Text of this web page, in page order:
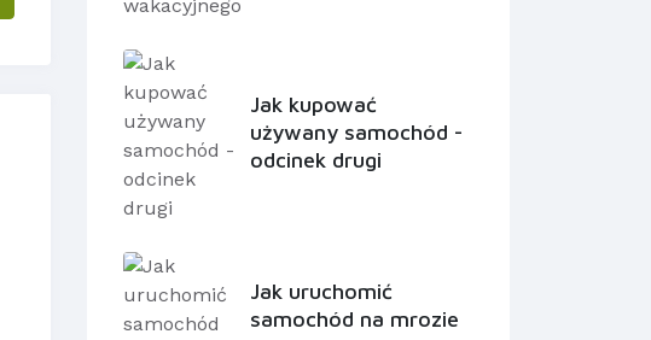
Jak kupować
używany samochód -
odcinek drugi
Jak uruchomić
samochód na mrozie